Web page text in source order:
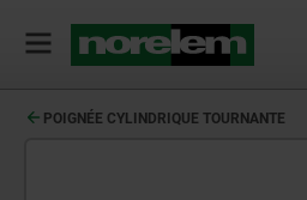
POIGNÉE CYLINDRIQUE TOURNANTE